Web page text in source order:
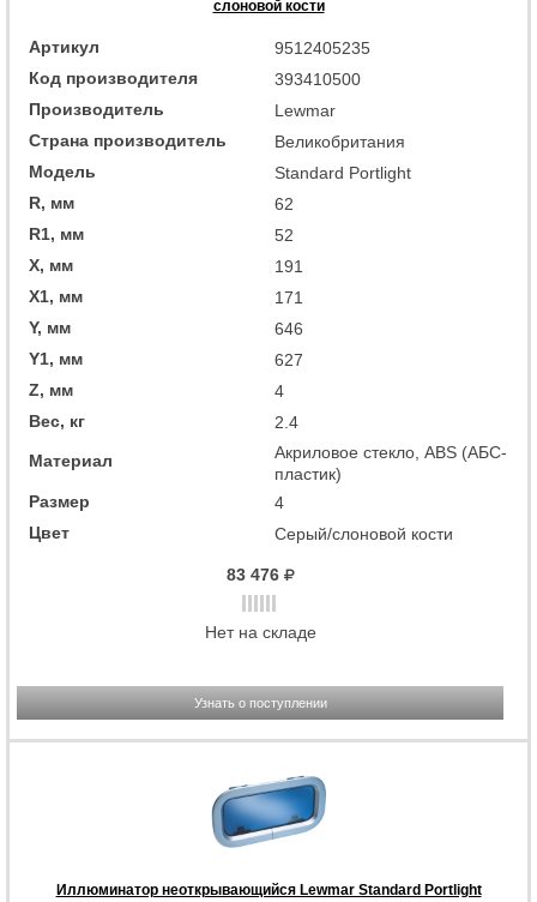
слоновой кости
Артикул
9512405235
Код производителя
393410500
Производитель
Lewmar
Страна производитель
Великобритания
Модель
Standard Portlight
R, мм
62
R1, мм
52
X, мм
191
X1, мм
171
Y, мм
646
Y1, мм
627
Z, мм
4
Вес, кг
2.4
Материал
Акриловое стекло, ABS (АБС-
пластик)
Размер
4
Цвет
Серый/слоновой кости
83 476
Нет на складе
Узнать о поступлении
Иллюминатор неоткрывающийся Lewmar Standard Portlight